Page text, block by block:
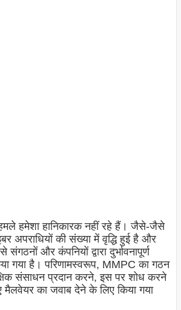
हमेशा हानिकारक नहीं रहे हैं। जैसे-जैसे
अपराधियों की संख्या में वृद्धि हुई है और
और कंपनियों द्वारा दुर्भावनापूर्ण
गया है। परिणामस्वरूप, MMPC का गठन
संसाधन प्रदान करने, इस पर शोध करने
का जवाब देने के लिए किया गया